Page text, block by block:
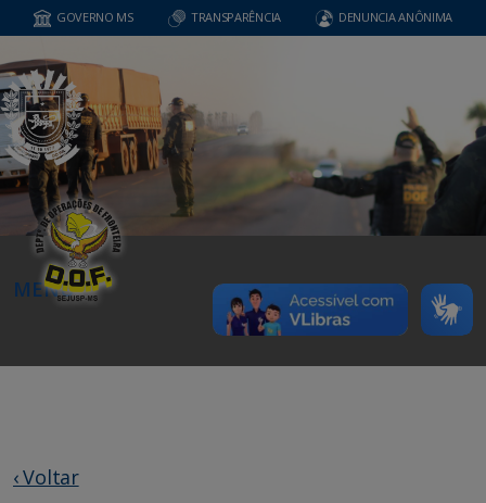
GOVERNO MS TRANSPARÊNCIA DENUNCIA ANÔNIMA
MENU
‹ Voltar